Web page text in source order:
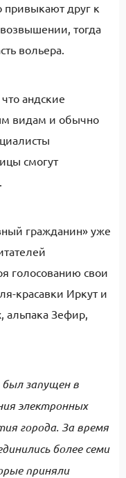
привыкают друг к
тогда
вольера.
андские
видам и обычно
смогут
гражданин» уже
голосованию свои
красавки Иркут и
альпака Зефир,
запущен в
электронных
города. За время
более семи
приняли